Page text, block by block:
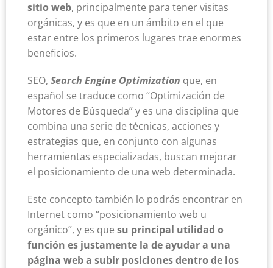
sitio web, principalmente para tener visitas
orgánicas, y es que en un ámbito en el que
estar entre los primeros lugares trae enormes
beneficios.
SEO, Search Engine Optimization que, en
español se traduce como “Optimización de
Motores de Búsqueda” y es una disciplina que
combina una serie de técnicas, acciones y
estrategias que, en conjunto con algunas
herramientas especializadas, buscan mejorar
el posicionamiento de una web determinada.
Este concepto también lo podrás encontrar en
Internet como “posicionamiento web u
orgánico”, y es que su principal utilidad o
función es justamente la deayudar a una
página web a subir posiciones dentro de los